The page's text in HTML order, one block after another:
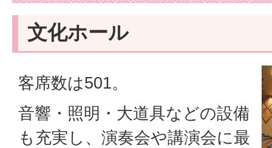
文化ホール
客席数は501。
音響・照明・大道具などの設備
も充実し、演奏会や講演会に最